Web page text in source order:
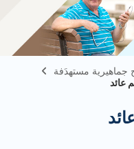
مستهدَفة